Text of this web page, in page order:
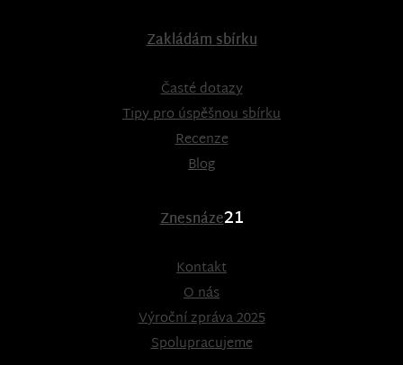
Zakládám sbírku
Časté dotazy
Tipy pro úspěšnou sbírku
Recenze
Blog
Znesnáze21
Kontakt
O nás
Výroční zpráva 2025
Spolupracujeme